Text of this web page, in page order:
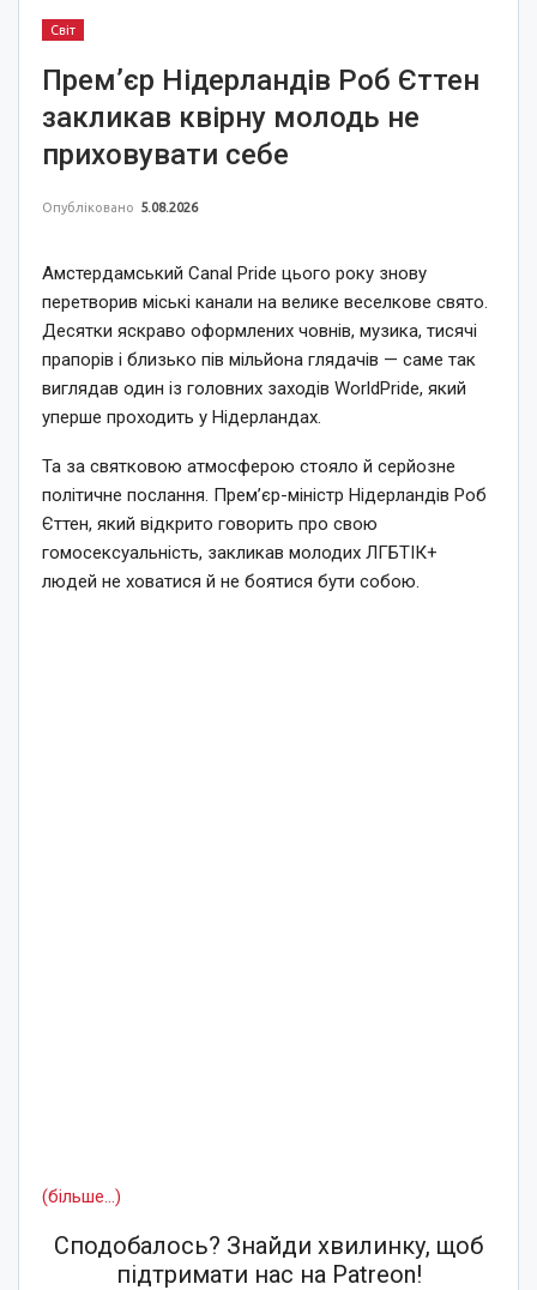
Світ
Прем’єр Нідерландів Роб Єттен
закликав квірну молодь не
приховувати себе
Опубліковано 5.08.2026
Амстердамський Canal Pride цього року знову
перетворив міські канали на велике веселкове свято.
Десятки яскраво оформлених човнів, музика, тисячі
прапорів і близько пів мільйона глядачів — саме так
виглядав один із головних заходів WorldPride, який
уперше проходить у Нідерландах.
Та за святковою атмосферою стояло й серйозне
політичне послання. Прем’єр-міністр Нідерландів Роб
Єттен, який відкрито говорить про свою
гомосексуальність, закликав молодих ЛГБТІК+
людей не ховатися й не боятися бути собою.
(більше…)
Сподобалось? Знайди хвилинку, щоб
підтримати нас на Patreon!